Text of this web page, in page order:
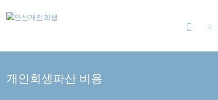
안
인
개인회생파산 비용